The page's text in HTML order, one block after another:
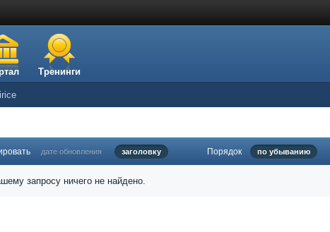
Тренинги
дате обновления заголовку Порядок по убыванию
запросу ничего не найдено.